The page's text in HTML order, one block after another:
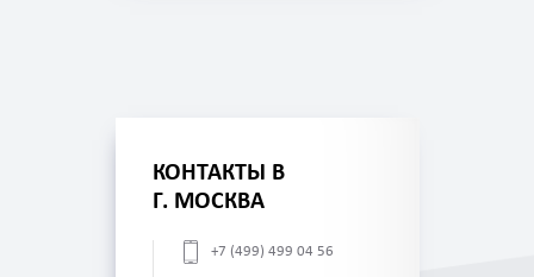
КОНТАКТЫ В
Г. МОСКВА
+7 (499) 499 04 56